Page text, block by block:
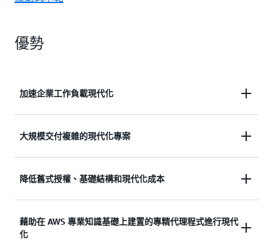
優勢
加速企業工作負載現代化
藉助代理式 AI 支援的分析、規劃、文件編制和轉換
大規模交付複雜的現代化專案
擴大現代化計畫的規模，並行轉換數百個應用程式。
案。
降低舊式授權、基礎結構和現代化成本
降低邁向雲端過程中的舊式基礎設施、授權和現代化
成本。AWS Transform 協助消除昂貴的開銷，並且藉
藉助在 AWS 專業知識基礎上建置的專精代理程式進行現代
化